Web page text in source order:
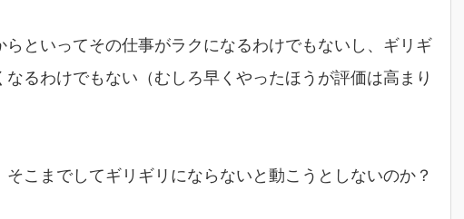
らといってその仕事がラクになるわけでもないし、ギリギ
なるわけでもない（むしろ早くやったほうが評価は高まり
そこまでしてギリギリにならないと動こうとしないのか？